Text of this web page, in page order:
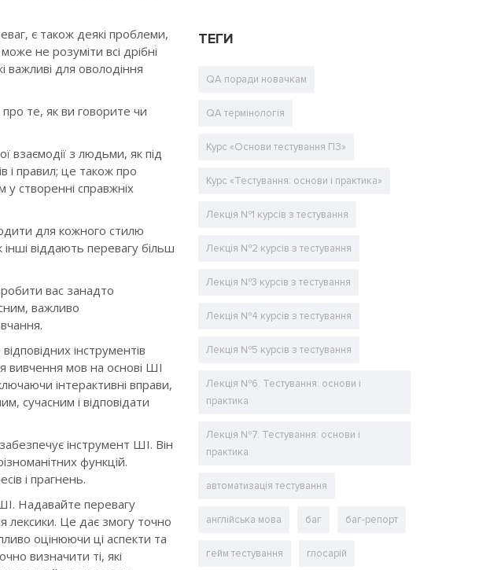
є також деякі проблеми,
не розуміти всі дрібні
важливі для оволодіння
те, як ви говорите чи
взаємодії з людьми, як під
і правил; це також про
створенні справжніх
для кожного стилю
віддають перевагу більш
вас занадто
важливо
інструментів
вивчення мов на основі ШІ
інтерактивні вправи,
сучасним і відповідати
інструмент ШІ. Він
функцій.
і прагнень.
Надавайте перевагу
лексики. Це дає змогу точно
оцінюючи ці аспекти та
визначити ті, які
ТЕГИ
QA поради новачкам
QA термінологія
Курс «Основи тестування ПЗ»
Курс «Тестування: основи і практика»
Лекція №1 курсів з тестування
Лекція №2 курсів з тестування
Лекція №3 курсів з тестування
Лекція №4 курсів з тестування
Лекція №5 курсів з тестування
Лекція №6. Тестування: основи і
практика
Лекція №7. Тестування: основи і
практика
автоматизація тестування
англійська мова баг баг-репорт
гейм тестування глосарій